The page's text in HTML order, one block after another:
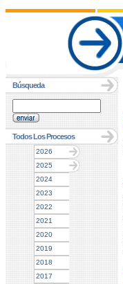
Búsqueda
Todos Los Procesos
2026
2025
2024
2023
2022
2021
2020
2019
2018
2017